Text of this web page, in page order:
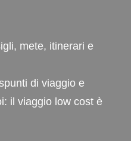
mete, itinerari e
di viaggio e
il viaggio low cost è